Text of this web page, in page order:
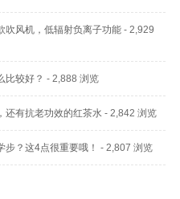
吹风机，低辐射负离子功能- 2,929
比较好？ - 2,888 浏览
还有抗老功效的红茶水- 2,842 浏览
步？这4点很重要哦！ - 2,807 浏览